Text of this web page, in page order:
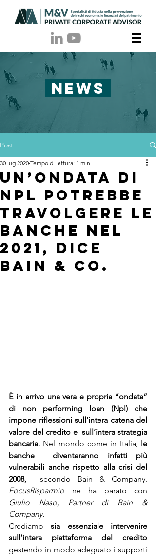
NEWS
Post
Un’ondata di
Npl potrebbe
travolgere le
banche nel
2021, dice
Bain & Co.
30 lug 2020 Tempo di lettura: 1 min
È in arrivo una vera e propria “ondata”
di non performing loan (Npl) che
impone riflessioni sull’intera catena del
valore del credito e  sull’intera strategia
bancaria. Nel mondo come in Italia, le
banche  diventeranno infatti più
vulnerabili anche rispetto alla crisi del
2008,
FocusRisparmio
Giulio Naso, Partner di Bain &
Company.
Crediamo sia essenziale intervenire
sull’intera piattaforma del credito
gestendo in modo adeguato i supporti